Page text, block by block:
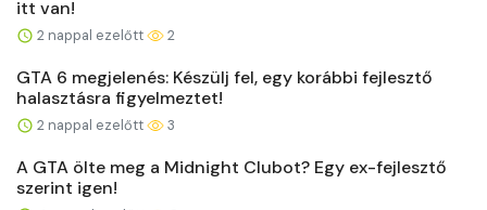
itt van!
2 nappal ezelőtt 2
GTA 6 megjelenés: Készülj fel, egy korábbi fejlesztő
halasztásra figyelmeztet!
2 nappal ezelőtt 3
A GTA ölte meg a Midnight Clubot? Egy ex-fejlesztő
szerint igen!